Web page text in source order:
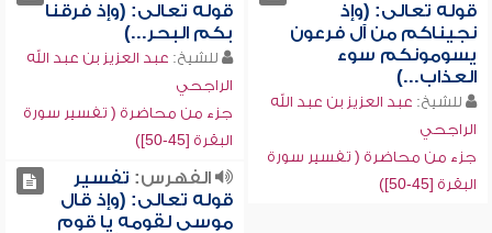
قوله تعالى: (وإذ
نجيناكم من آل فرعون
يسومونكم سوء
العذاب...)
للشيخ: عبد العزيز بن عبد الله
الراجحي
جزء من محاضرة ( تفسير سورة
البقرة [45-50])
قوله تعالى: (وإذ فرقنا
بكم البحر...)
للشيخ: عبد العزيز بن عبد الله
الراجحي
جزء من محاضرة ( تفسير سورة
البقرة [45-50])
الفهرس: تفسير
قوله تعالى: (وإذ قال
موسى لقومه يا قوم